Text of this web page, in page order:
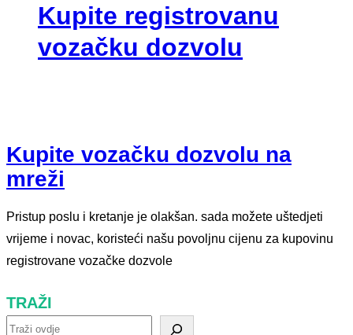
Kupite registrovanu
vozačku dozvolu
Kupite vozačku dozvolu na
mreži
Pristup poslu i kretanje je olakšan. sada možete uštedjeti
vrijeme i novac, koristeći našu povoljnu cijenu za kupovinu
registrovane vozačke dozvole
TRAŽI
T